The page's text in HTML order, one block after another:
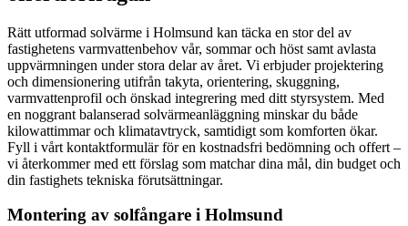
Rätt utformad solvärme i Holmsund kan täcka en stor del av
fastighetens varmvattenbehov vår, sommar och höst samt avlasta
uppvärmningen under stora delar av året. Vi erbjuder projektering
och dimensionering utifrån takyta, orientering, skuggning,
varmvattenprofil och önskad integrering med ditt styrsystem. Med
en noggrant balanserad solvärmeanläggning minskar du både
kilowattimmar och klimatavtryck, samtidigt som komforten ökar.
Fyll i vårt kontaktformulär för en kostnadsfri bedömning och offert –
vi återkommer med ett förslag som matchar dina mål, din budget och
din fastighets tekniska förutsättningar.
Montering av solfångare i Holmsund